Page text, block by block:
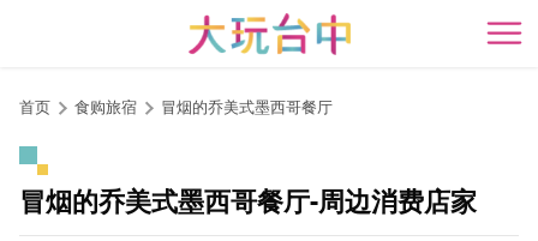
开
首页 食购旅宿 冒烟的乔美式墨西哥餐厅
冒烟的乔美式墨西哥餐厅-周边消费店家